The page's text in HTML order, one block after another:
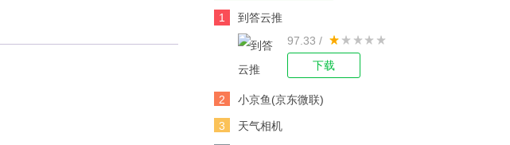
1
到答云推
97.33 /
下载
2 小京鱼(京东微联)
3 天气相机